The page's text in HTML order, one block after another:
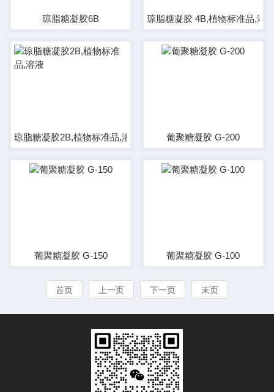
琼脂糖凝胶6B 琼脂糖凝胶 4B,植物标准品,溶
琼脂糖凝胶2B,植物标准品,溶液 葡聚糖凝胶 G-200
葡聚糖凝胶 G-150 葡聚糖凝胶 G-100
首页 上一页 下一页 末页